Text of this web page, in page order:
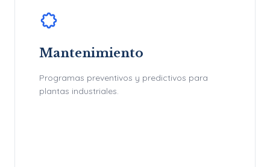
Mantenimiento
Programas preventivos y predictivos para
plantas industriales.